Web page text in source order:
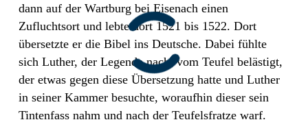
dann auf der Wartburg bei Eisenach einen
Zufluchtsort und lebte dort 1521 bis 1522. Dort
übersetzte er die Bibel ins Deutsche. Dabei fühlte
sich Luther, der Legende nach, vom Teufel belästigt,
der etwas gegen diese Übersetzung hatte und Luther
in seiner Kammer besuchte, woraufhin dieser sein
Tintenfass nahm und nach der Teufelsfratze warf.